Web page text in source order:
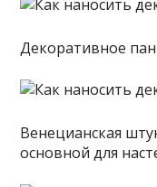
Декоративное
Венецианская
основной для